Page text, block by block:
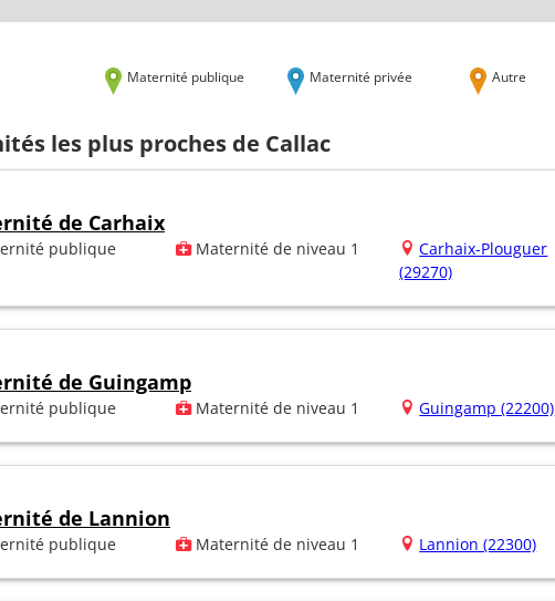
Maternité publique Maternité privée Autre
les plus proches de Callac
de Carhaix
publique Maternité de niveau 1
Carhaix-Plouguer
(29270)
de Guingamp
publique Maternité de niveau 1 Guingamp (22200)
de Lannion
publique Maternité de niveau 1 Lannion (22300)